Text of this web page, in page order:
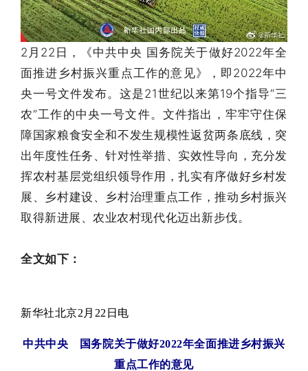
2月22日，《中共中央 国务院关于做好2022年全
面推进乡村振兴重点工作的意见》，即2022年中
央一号文件发布。这是21世纪以来第19个指导“三
农”工作的中央一号文件。文件指出，牢牢守住保
障国家粮食安全和不发生规模性返贫两条底线，突
出年度性任务、针对性举措、实效性导向，充分发
挥农村基层党组织领导作用，扎实有序做好乡村发
展、乡村建设、乡村治理重点工作，推动乡村振兴
取得新进展、农业农村现代化迈出新步伐。
全文如下：
新华社北京2月22日电
中共中央 国务院关于做好2022年全面推进乡村振兴
重点工作的意见